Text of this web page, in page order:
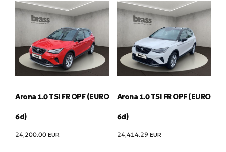
Arona 1.0 TSI FR OPF (EURO
6d)
24,200.00 EUR
Arona 1.0 TSI FR OPF (EURO
6d)
24,414.29 EUR